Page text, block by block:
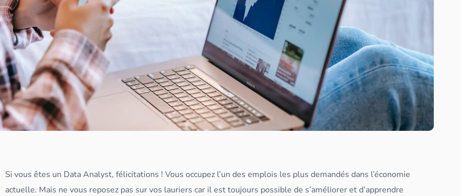
Si vous êtes un Data Analyst, félicitations ! Vous occupez l’un des emplois les plus demandés dans l’économie
actuelle. Mais ne vous reposez pas sur vos lauriers car il est toujours possible de s’améliorer et d’apprendre